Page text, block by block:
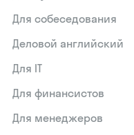
Для собеседования
Деловой английский
Для IT
Для финансистов
Для менеджеров